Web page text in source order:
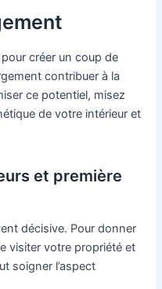
créer un coup de
contribuer à la
ce potentiel, misez
de votre intérieur et
et première
décisive. Pour donner
visiter votre propriété et
soigner l’aspect